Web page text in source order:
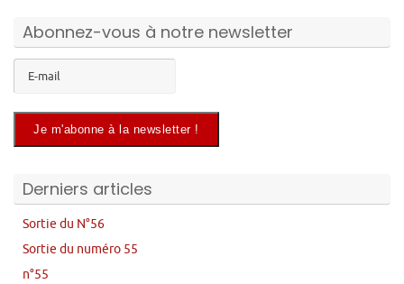
Abonnez-vous à notre newsletter
Derniers articles
Sortie du N°56
Sortie du numéro 55
n°55